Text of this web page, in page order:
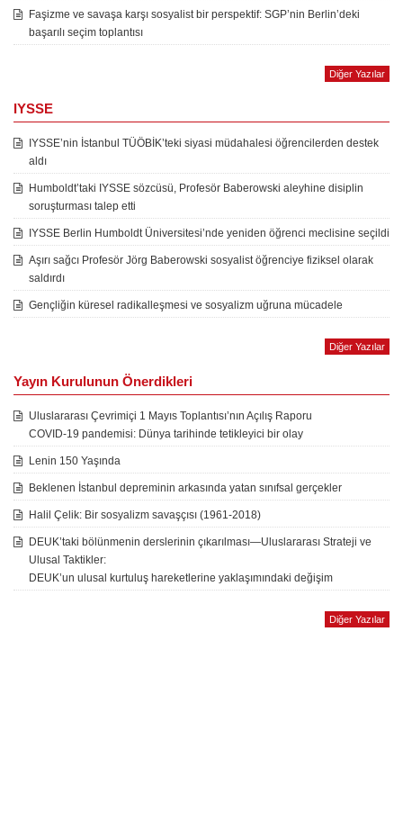
Faşizme ve savaşa karşı sosyalist bir perspektif: SGP’nin Berlin’deki
başarılı seçim toplantısı
Diğer Yazılar
IYSSE
IYSSE’nin İstanbul TÜÖBİK’teki siyasi müdahalesi öğrencilerden destek
aldı
Humboldt’taki IYSSE sözcüsü, Profesör Baberowski aleyhine disiplin
soruşturması talep etti
IYSSE Berlin Humboldt Üniversitesi’nde yeniden öğrenci meclisine seçildi
Aşırı sağcı Profesör Jörg Baberowski sosyalist öğrenciye fiziksel olarak
saldırdı
Gençliğin küresel radikalleşmesi ve sosyalizm uğruna mücadele
Diğer Yazılar
Yayın Kurulunun Önerdikleri
Uluslararası Çevrimiçi 1 Mayıs Toplantısı’nın Açılış Raporu
COVID-19 pandemisi: Dünya tarihinde tetikleyici bir olay
Lenin 150 Yaşında
Beklenen İstanbul depreminin arkasında yatan sınıfsal gerçekler
Halil Çelik: Bir sosyalizm savaşçısı (1961-2018)
DEUK’taki bölünmenin derslerinin çıkarılması—Uluslararası Strateji ve
Ulusal Taktikler:
DEUK’un ulusal kurtuluş hareketlerine yaklaşımındaki değişim
Diğer Yazılar